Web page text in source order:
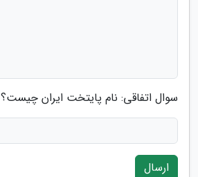
سوال اتفاقی: نام پایتخت ایران چیست؟
ارسال